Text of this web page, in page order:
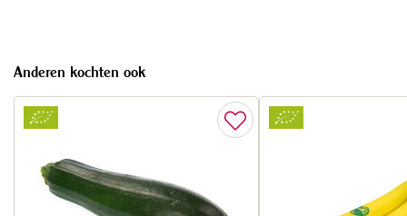
Anderen kochten ook